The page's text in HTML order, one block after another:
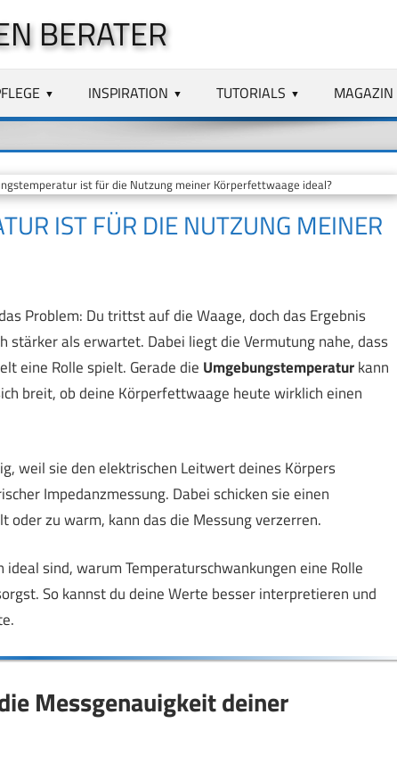
BERATER
INSPIRATION TUTORIALS MAGAZIN
ist für die Nutzung meiner Körperfettwaage ideal?
IST FÜR DIE NUTZUNG MEINER
Problem: Du trittst auf die Waage, doch das Ergebnis
als erwartet. Dabei liegt die Vermutung nahe, dass
eine Rolle spielt. Gerade die Umgebungstemperaturkann
breit, ob deine Körperfettwaage heute wirklich einen
weil sie den elektrischen Leitwert deines Körpers
Impedanzmessung. Dabei schicken sie einen
oder zu warm, kann das die Messung verzerren.
sind, warum Temperaturschwankungen eine Rolle
So kannst du deine Werte besser interpretieren und
Messgenauigkeit deiner